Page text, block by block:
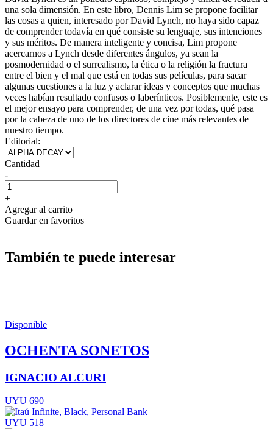
una sola dimensión. En este libro, Dennis Lim se propone facilitar
las cosas a quien, interesado por David Lynch, no haya sido capaz
de comprender todavía en qué consiste su lenguaje, sus intenciones
y sus méritos. De manera inteligente y concisa, Lim propone
acercarnos a Lynch desde diferentes ángulos, ya sean la
posmodernidad o el surrealismo, la ética o la religión la fractura
entre el bien y el mal que está en todas sus películas, para sacar
algunas cuestiones a la luz y aclarar ideas y conceptos que muchas
veces habían resultado confusos o laberínticos. Posiblemente, este es
el mejor ensayo para comprender, de una vez por todas, qué pasa
por la cabeza de uno de los directores de cine más relevantes de
nuestro tiempo.
Editorial:
Cantidad
-
+
Agregar al carrito
Guardar en favoritos
También te puede interesar
Disponible
OCHENTA SONETOS
IGNACIO ALCURI
UYU 690
UYU 518